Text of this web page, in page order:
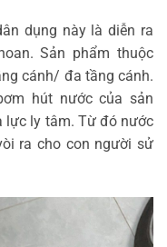
dụng này là diễn ra
Sản phẩm thuộc
cánh/ đa tầng cánh.
hút nước của sản
lực ly tâm. Từ đó nước
ra cho con người sử